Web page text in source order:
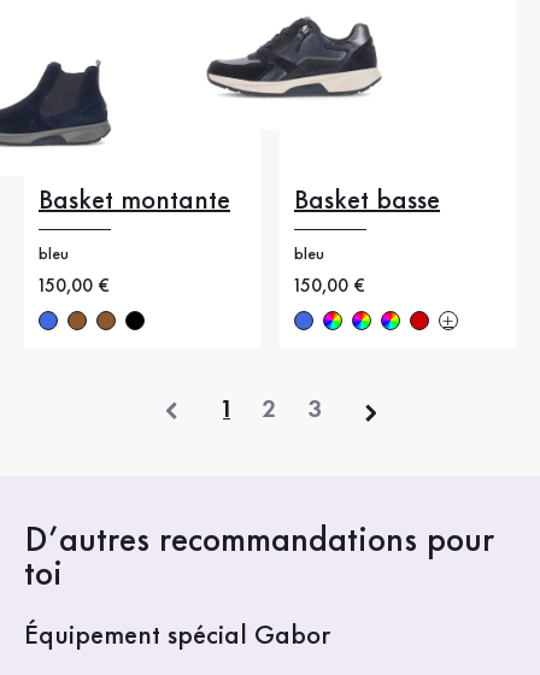
Basket montante
bleu
Nouveau prix
150,00 €
Basket basse
bleu
Nouveau prix
150,00 €
1 2 3
D’autres recommandations pour
toi
Équipement spécial Gabor